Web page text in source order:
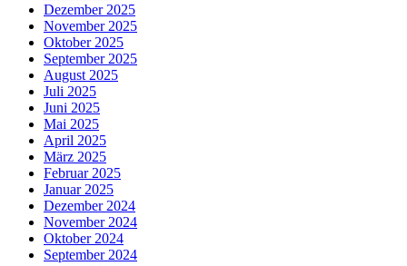
Dezember 2025
November 2025
Oktober 2025
September 2025
August 2025
Juli 2025
Juni 2025
Mai 2025
April 2025
März 2025
Februar 2025
Januar 2025
Dezember 2024
November 2024
Oktober 2024
September 2024